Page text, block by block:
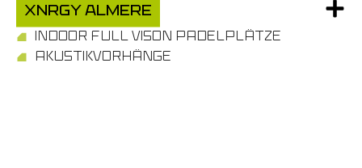
xnrgy almere
INDOOR FULL VISON PADELPLÄTZE
AKUSTIKVORHÄNGE